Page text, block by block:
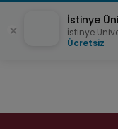
İstinye
İstinye
Ücretsiz